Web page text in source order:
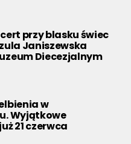
przy blasku świec
Janiszewska
Diecezjalnym
w
Wyjątkowe
21 czerwca